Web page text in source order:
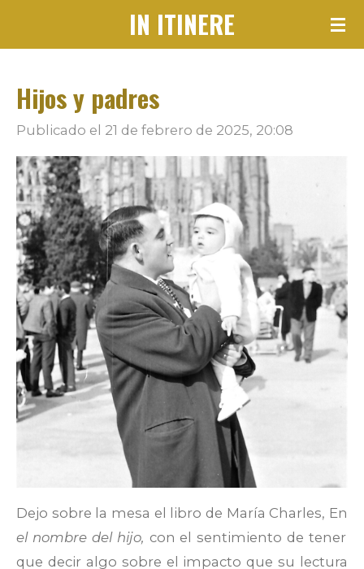
principal
IN ITINERE
Hijos y padres
Publicado el 21 de febrero de 2025, 20:08
Dejo sobre la mesa el libro de María Charles, En
el nombre del hijo, con el sentimiento de tener
que decir algo sobre el impacto que su lectura